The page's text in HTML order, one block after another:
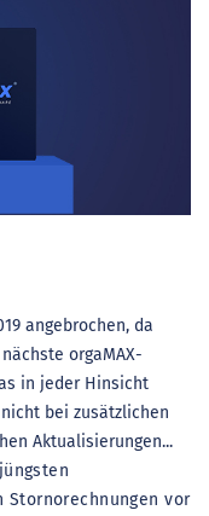
angebrochen, da
orgaMAX-
in jeder Hinsicht
bei zusätzlichen
Aktualisierungen...
Stornorechnungen vor